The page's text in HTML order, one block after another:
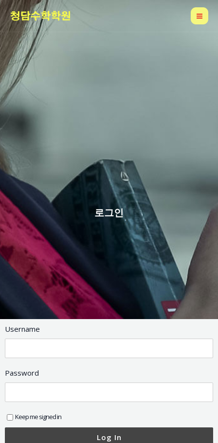
콘
텐
츠
로
건
너
뛰
기
로그인
Username
Password
Keep me signed in
Log In